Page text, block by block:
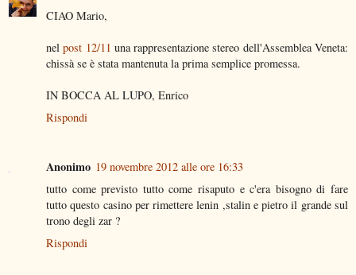
CIAO Mario,
nelpost 12/11 una rappresentazione stereo dell'Assemblea Veneta:
chissà se è stata mantenuta la prima semplice promessa.
IN BOCCA AL LUPO, Enrico
Rispondi
Anonimo 19 novembre 2012 alle ore 16:33
tutto come previsto tutto come risaputo e c'era bisogno di fare
tutto questo casino per rimettere lenin ,stalin e pietro il grande sul
trono degli zar ?
Rispondi